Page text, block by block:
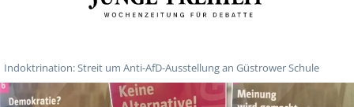
Indoktrination: Streit um Anti-AfD-Ausstellung an Güstrower Schule